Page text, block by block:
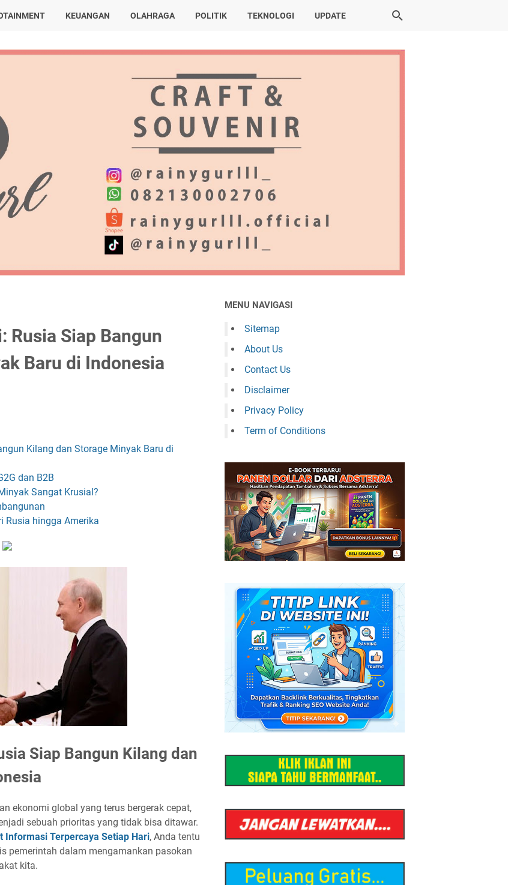
KEUANGAN OLAHRAGA POLITIK TEKNOLOGI UPDATE
Rusia Siap Bangun
Baru di Indonesia
Kilang dan Storage Minyak Baru di
dan B2B
Sangat Krusial?
Rusia hingga Amerika
Siap Bangun Kilang dan
ekonomi global yang terus bergerak cepat,
sebuah prioritas yang tidak bisa ditawar.
Informasi Terpercaya Setiap Hari, Anda tentu
pemerintah dalam mengamankan pasokan
kita.
MENU NAVIGASI
Sitemap
About Us
Contact Us
Disclaimer
Privacy Policy
Term of Conditions